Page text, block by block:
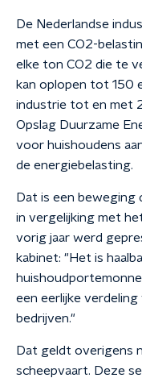
De Nederlandse
met een CO2-
elke ton CO2 die te
kan oplopen tot 150
industrie tot en met
Opslag Duurzame
voor huishoudens
de energiebelasting.
Dat is een beweging
in vergelijking met
vorig jaar werd
kabinet: "Het is
een eerlijke
bedrijven."
Dat geldt overigens
scheepvaart. Deze